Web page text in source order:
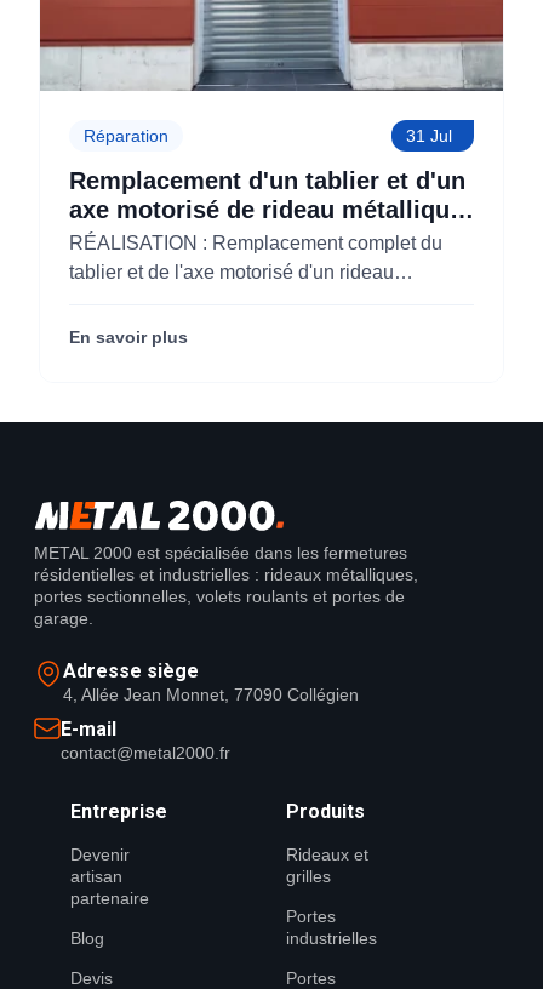
Réparation 31 Jul
Remplacement d'un tablier et d'un
axe motorisé de rideau métallique
pour M'CHADAL (Optical Center)
(95)
RÉALISATION : Remplacement complet du
tablier et de l'axe motorisé d'un rideau
Center) (95290).
En savoir plus
METAL 2000 est spécialisée dans les fermetures
résidentielles et industrielles : rideaux métalliques,
portes sectionnelles, volets roulants et portes de
garage.
Adresse siège
4, Allée Jean Monnet, 77090 Collégien
E-mail
contact@metal2000.fr
Entreprise
Devenir
artisan
partenaire
Blog
Devis
Produits
Rideaux et
grilles
Portes
industrielles
Portes